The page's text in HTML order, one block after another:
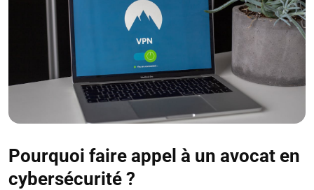
Pourquoi faire appel à un avocat en
cybersécurité ?